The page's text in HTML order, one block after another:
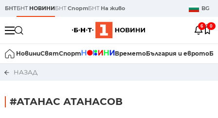
БНТБНТ НОВИНИБНТСпортБНТ На живо BG
6 0
НовиниСвятСпорт ВреметоБългария и еврото
НАЗАД
#АТАНАС АТАНАСОВ